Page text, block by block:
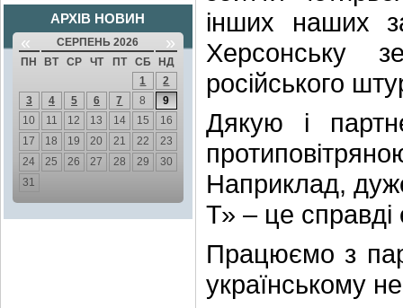
АРХІВ НОВИН
« СЕРПЕНЬ 2026 »
ПН ВТ СР ЧТ ПТ СБ
НД
1
2
3
4 5 6 7 8
9
10
11 12 13 14 15
16
17
18 19 20 21 22
23
24
25 26 27 28 29
30
31
інших наших
Херсонську
російського
Дякую і
Наприклад,
Т» – це
Працюємо з
українському